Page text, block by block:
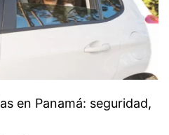
en Panamá: seguridad,